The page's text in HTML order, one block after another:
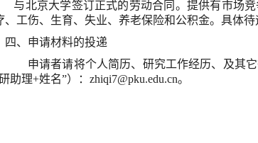
与北京大学签订正式的劳动合同。提供有市场
、工伤、生育、失业、养老保险和公积金。具体
四、申请材料的投递
申请者请将个人简历、研究工作经历、及其它
助理+姓名”）： zhiqi7@pku.edu.cn。